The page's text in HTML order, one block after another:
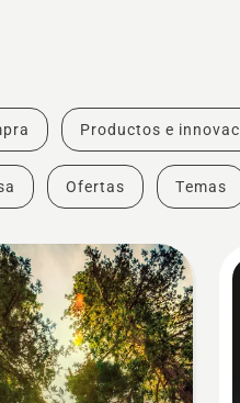
Productos e
Ofertas Temas